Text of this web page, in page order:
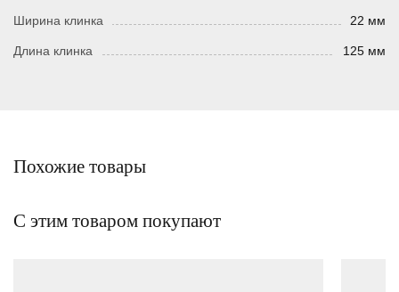
Ширина клинка 22 мм
Длина клинка 125 мм
Похожие товары
С этим товаром покупают